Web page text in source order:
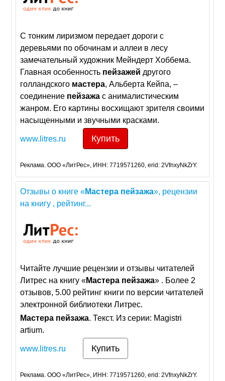
С тонким лиризмом передает дороги с
деревьями по обочинам и аллеи в лесу
замечательный художник Мейндерт Хоббема.
Главная особенность пейзажей другого
голландского мастера, Альберта Кейпа, –
соединение пейзажа с анималистическим
жанром. Его картины восхищают зрителя своими
насыщенными и звучными красками.
www.litres.ru Купить
Реклама. ООО «ЛитРес», ИНН: 7719571260, erid: 2VfnxyNkZrY.
Отзывы о книге «Мастера пейзажа», рецензии
на книгу , рейтинг...
Читайте лучшие рецензии и отзывы читателей
Литрес на книгу «Мастера пейзажа» . Более 2
отзывов, 5.00 рейтинг книги по версии читателей
электронной библиотеки Литрес.
Мастера пейзажа. Текст. Из серии: Magistri
artium.
www.litres.ru Купить
Реклама. ООО «ЛитРес», ИНН: 7719571260, erid: 2VfnxyNkZrY.